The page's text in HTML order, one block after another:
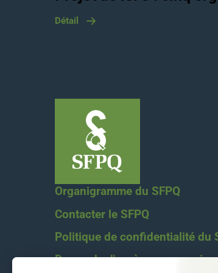
Détail
Organigramme du SFPQ
Contacter le SFPQ
Politique de confidentialité du
Demande d'accès aux